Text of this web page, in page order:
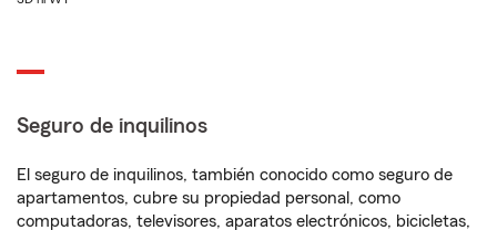
Seguro de inquilinos
El seguro de inquilinos, también conocido como seguro de
apartamentos, cubre su propiedad personal, como
computadoras, televisores, aparatos electrónicos, bicicletas,